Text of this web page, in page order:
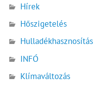
Hírek
Hőszigetelés
Hulladékhasznosítás
INFÓ
Klímaváltozás